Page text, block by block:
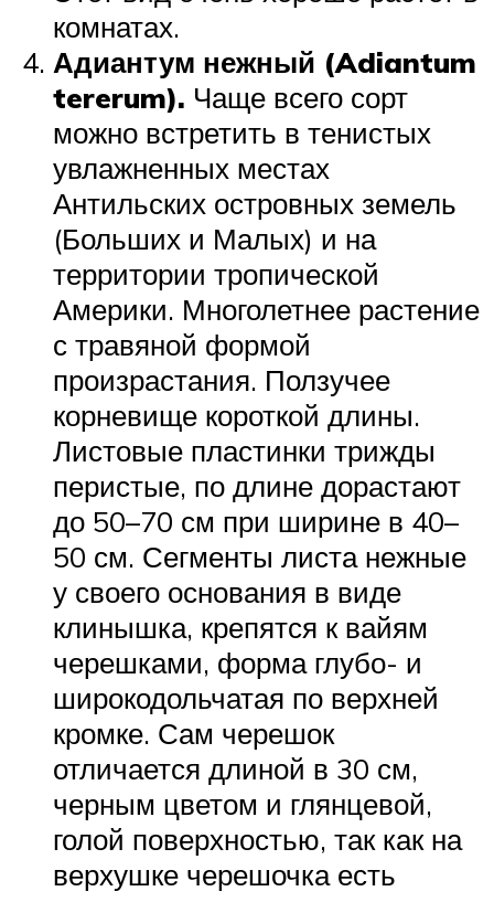
комнатах.
Адиантум нежный (Adiantum
tererum). Чаще всего сорт
можно встретить в тенистых
увлажненных местах
Антильских островных земель
(Больших и Малых) и на
территории тропической
Америки. Многолетнее растение
с травяной формой
произрастания. Ползучее
корневище короткой длины.
Листовые пластинки трижды
перистые, по длине дорастают
до 50–70 см при ширине в 40–
50 см. Сегменты листа нежные
у своего основания в виде
клинышка, крепятся к вайям
черешками, форма глубо- и
широкодольчатая по верхней
кромке. Сам черешок
отличается длиной в 30 см,
черным цветом и глянцевой,
голой поверхностью, так как на
верхушке черешочка есть